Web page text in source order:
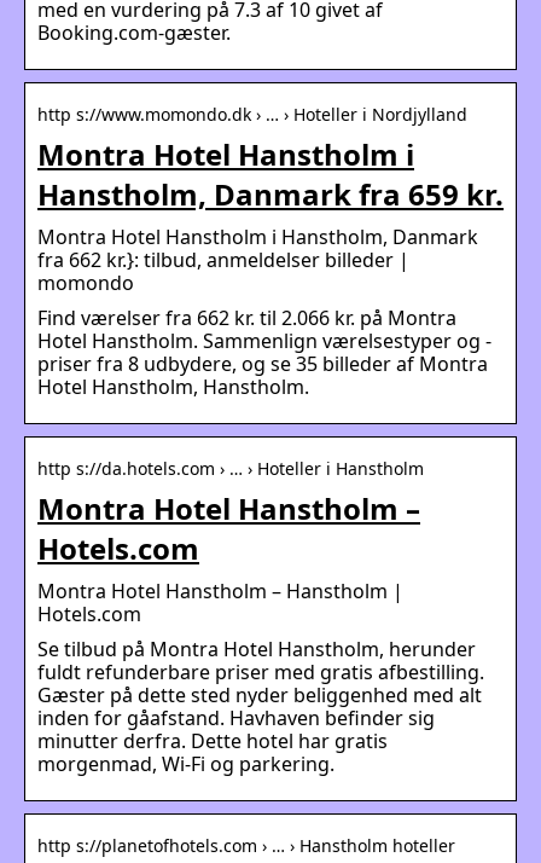
med en vurdering på 7.3 af 10 givet af
Booking.com-gæster.
http s://www.momondo.dk › … › Hoteller i Nordjylland
Montra Hotel Hanstholm i
Hanstholm, Danmark fra 659 kr.
Montra Hotel Hanstholm i Hanstholm, Danmark
fra 662 kr.}: tilbud, anmeldelser billeder |
momondo
Find værelser fra 662 kr. til 2.066 kr. på Montra
Hotel Hanstholm. Sammenlign værelsestyper og -
priser fra 8 udbydere, og se 35 billeder af Montra
Hotel Hanstholm, Hanstholm.
http s://da.hotels.com › … › Hoteller i Hanstholm
Montra Hotel Hanstholm –
Hotels.com
Montra Hotel Hanstholm – Hanstholm |
Hotels.com
Se tilbud på Montra Hotel Hanstholm, herunder
fuldt refunderbare priser med gratis afbestilling.
Gæster på dette sted nyder beliggenhed med alt
inden for gåafstand. Havhaven befinder sig
minutter derfra. Dette hotel har gratis
morgenmad, Wi-Fi og parkering.
http s://planetofhotels.com › … › Hanstholm hoteller